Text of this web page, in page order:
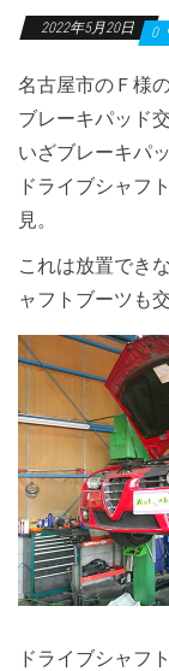
2022年5月20日 0
名古屋市のＦ様
ブレーキパッド
いざブレーキパ
ドライブシャフ
見。
これは放置でき
ャフトブーツも
ドライブシャフ